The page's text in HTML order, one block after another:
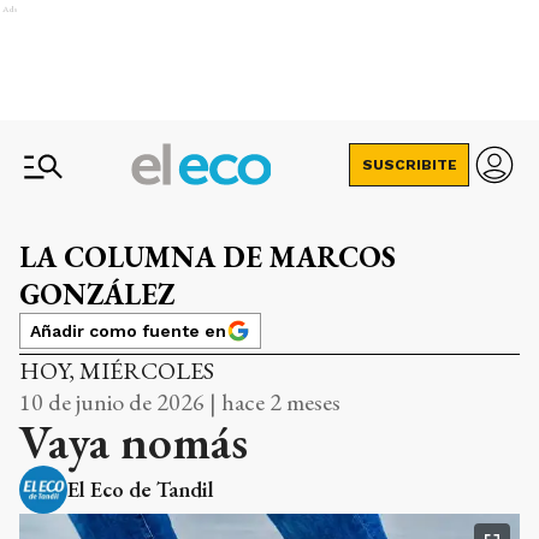
Ads
SUSCRIBITE
LA COLUMNA DE MARCOS
GONZÁLEZ
Añadir como fuente en
HOY, MIÉRCOLES
10 de junio de 2026 | hace 2 meses
Vaya nomás
El Eco de Tandil